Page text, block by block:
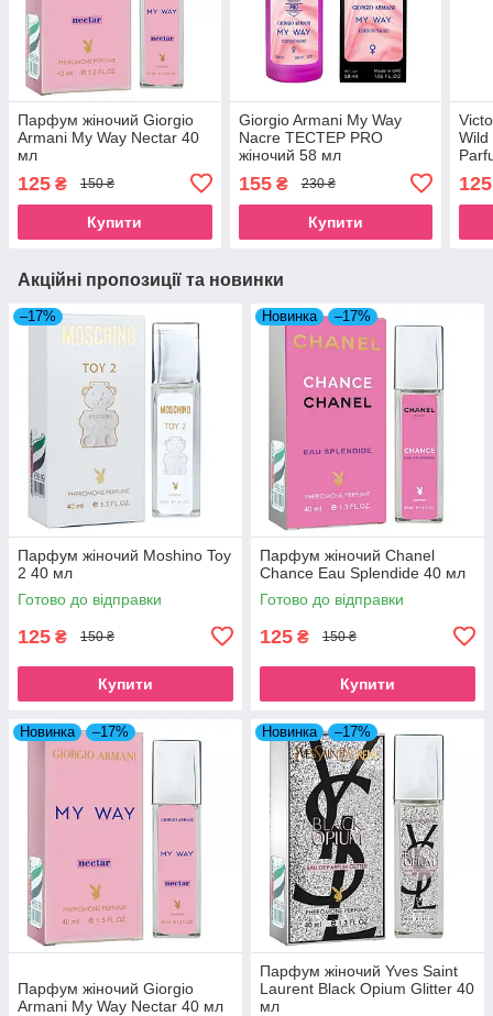
Парфум жіночий Giorgio
Armani My Way Nectar 40
мл
125 ₴ 150 ₴
Купити
Giorgio Armani My Way
Nacre ТЕСТЕР PRO
жіночий 58 мл
155₴ 230 ₴
Купити
Wild
125
Акційні пропозиції та новинки
–17%
Парфум жіночий Moshino Toy
2 40 мл
Готово до відправки
125 ₴ 150 ₴
Купити
Новинка –17%
Парфум жіночий Chanel
Chance Eau Splendide 40 мл
Готово до відправки
125 ₴ 150 ₴
Купити
Новинка –17%
Парфум жіночий Giorgio
Armani My Way Nectar 40 мл
Новинка –17%
Парфум жіночий Yves Saint
Laurent Black Opium Glitter 40
мл